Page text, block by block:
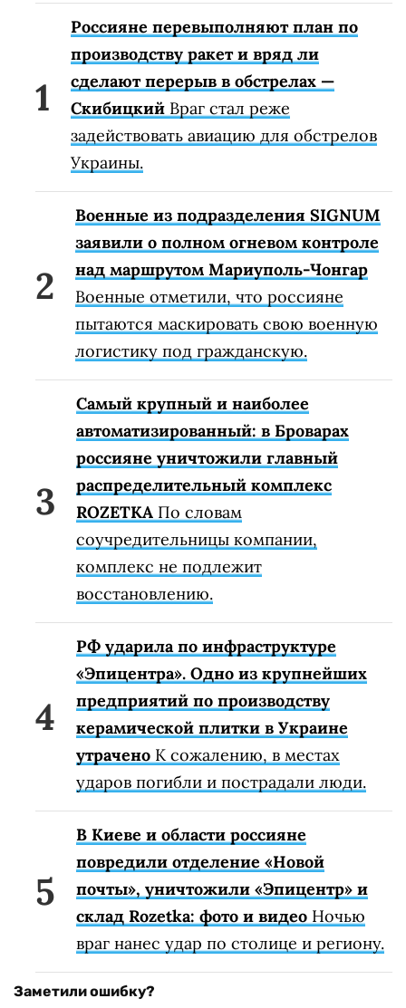
Россияне перевыполняют план по
производству ракет и вряд ли
сделают перерыв в обстрелах —
Скибицкий Враг стал реже
задействовать авиацию для обстрелов
Украины.
Военные из подразделения SIGNUM
заявили о полном огневом контроле
над маршрутом Мариуполь-Чонгар
Военные отметили, что россияне
пытаются маскировать свою военную
логистику под гражданскую.
Самый крупный и наиболее
автоматизированный: в Броварах
россияне уничтожили главный
распределительный комплекс
ROZETKA По словам
соучредительницы компании,
комплекс не подлежит
восстановлению.
РФ ударила по инфраструктуре
«Эпицентра». Одно из крупнейших
предприятий по производству
керамической плитки в Украине
утрачено К сожалению, в местах
ударов погибли и пострадали люди.
В Киеве и области россияне
повредили отделение «Новой
почты», уничтожили «Эпицентр» и
склад Rozetka: фото и видео Ночью
враг нанес удар по столице и региону.
Заметили ошибку?